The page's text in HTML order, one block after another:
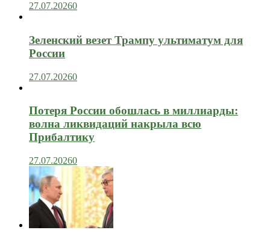
27.07.20260
Зеленский везет Трампу ультиматум для
России
27.07.20260
Потеря России обошлась в миллиарды:
волна ликвидаций накрыла всю
Прибалтику
27.07.20260